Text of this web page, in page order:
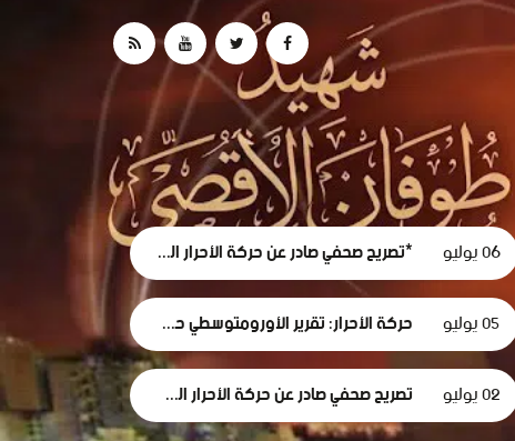
06 يوليو *تصريح صحفي صادر عن حركة الأحرار الفلسطينية حول استقالة لجنة الطوارئ في غزة
05 يوليو حركة الأحرار: تقرير الأورومتوسطي حول استهداف الرموز الطبية في سجون الاحتلال وثيقة إدانة وجريمة حرب موصوفة
02 يوليو تصريح صحفي صادر عن حركة الأحرار الفلسطينية بمناسبة مرور 1000 يومٍ من حرب الإبادة... وفظاعة جرائم الاحتلال في قطاع غزة*